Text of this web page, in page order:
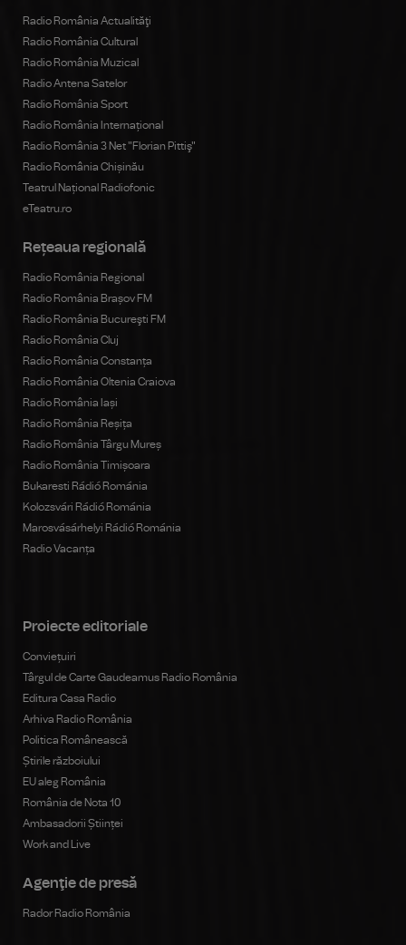
Radio România Actualităţi
Radio România Cultural
Radio România Muzical
Radio Antena Satelor
Radio România Sport
Radio România Internațional
Radio România 3 Net "Florian Pittiş"
Radio România Chișinău
Teatrul Național Radiofonic
eTeatru.ro
Rețeaua regională
Radio România Regional
Radio România Brașov FM
Radio România Bucureşti FM
Radio România Cluj
Radio România Constanța
Radio România Oltenia Craiova
Radio România Iași
Radio România Reșița
Radio România Târgu Mureș
Radio România Timișoara
Bukaresti Rádió Románia
Kolozsvári Rádió Románia
Marosvásárhelyi Rádió Románia
Radio Vacanța
Proiecte editoriale
Conviețuiri
Târgul de Carte Gaudeamus Radio România
Editura Casa Radio
Arhiva Radio România
Politica Românească
Știrile războiului
EU aleg România
România de Nota 10
Ambasadorii Științei
Work and Live
Agenţie de presă
Rador Radio România